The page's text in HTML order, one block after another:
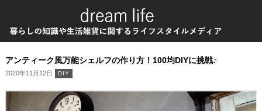
アンティーク風万能シェルフの作り方！100均DIYに挑戦♪
2020年11月12日 DIY